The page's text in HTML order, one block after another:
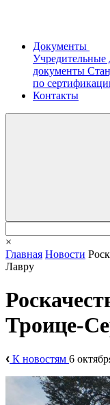
Документы
Учредительные
документы
по
Контакты
×
Главная Новости
Лавру
Троице-
К новостям 6